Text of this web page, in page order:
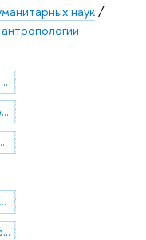
наук/
Социальная/культурная антропология
антропологическая теория
эволюции
межкультурное взаимодействие
историческая антропология